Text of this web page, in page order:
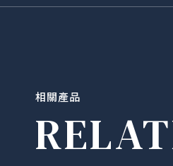
相關產品